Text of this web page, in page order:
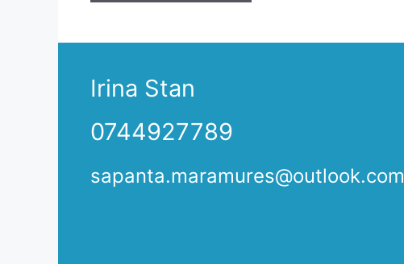
Irina Stan
0744927789
sapanta.maramures@outlook.com